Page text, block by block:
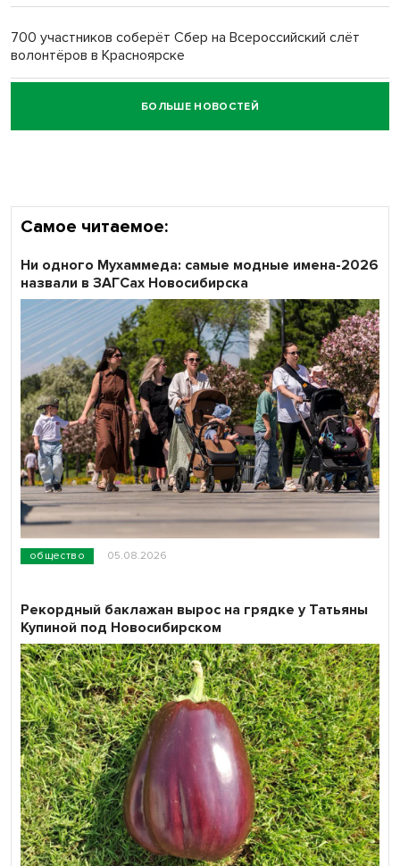
700 участников соберёт Сбер на Всероссийский слёт
волонтёров в Красноярске
Честный выбор: видеонаблюдение обеспечит
объективность результатов ЕДГ в Новосибирской
БОЛЬШЕ НОВОСТЕЙ
Самое читаемое:
общество 05.08.2026
Ни одного Мухаммеда: самые модные имена-2026
назвали в ЗАГСах Новосибирска
Рекордный баклажан вырос на грядке у Татьяны
Купиной под Новосибирском